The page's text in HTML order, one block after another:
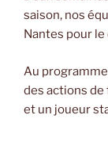
saison, nos
Nantes pour
Au
des actions de
et un joueur